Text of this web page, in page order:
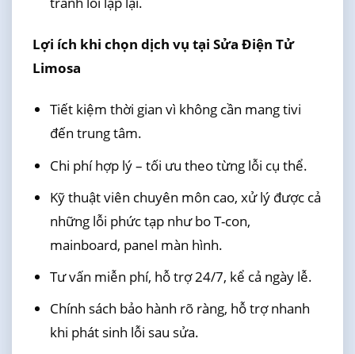
Lợi ích khi chọn dịch vụ tại Sửa Điện Tử
Limosa
Tiết kiệm thời gian vì không cần mang tivi
đến trung tâm.
Chi phí hợp lý – tối ưu theo từng lỗi cụ thể.
Kỹ thuật viên chuyên môn cao, xử lý được cả
những lỗi phức tạp như bo T-con,
mainboard, panel màn hình.
Tư vấn miễn phí, hỗ trợ 24/7, kể cả ngày lễ.
Chính sách bảo hành rõ ràng, hỗ trợ nhanh
khi phát sinh lỗi sau sửa.